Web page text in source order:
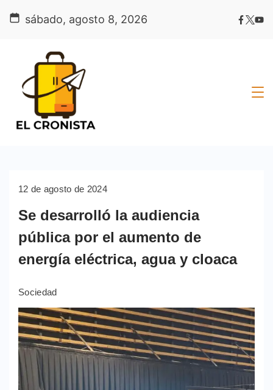
sábado, agosto 8, 2026
12 de agosto de 2024
Se desarrolló la audiencia
pública por el aumento de
energía eléctrica, agua y cloaca
Sociedad